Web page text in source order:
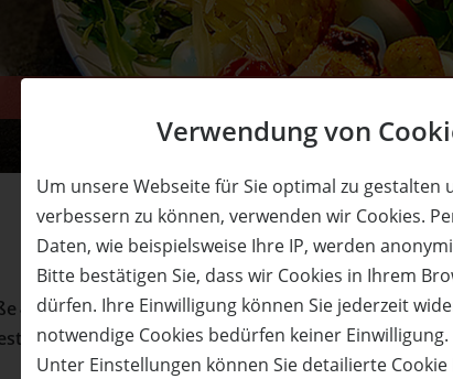
Verwendung von
Um unsere Webseite für Sie optimal zu gestalten
verbessern zu können, verwenden wir Cookies.
Daten, wie beispielsweise Ihre IP, werden
Bitte bestätigen Sie, dass wir Cookies in Ihrem
dürfen. Ihre Einwilligung können Sie jederzeit
notwendige Cookies bedürfen keiner Einwilligung.
Unter Einstellungen können Sie detailierte
Gutschein
48) und Hohenems (Schweizerstraße 33). Pro
auf dem Gutschein sind nicht möglich.